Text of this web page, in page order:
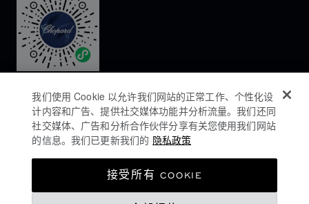
COOKIES政策
我们使用 Cookie 以允许我们网站的正常工作、个性化设
计内容和广告、提供社交媒体功能并分析流量。我们还同
社交媒体、广告和分析合作伙伴分享有关您使用我们网站
的信息。我们已更新我们的 隐私政策
接受所有 COOKIE